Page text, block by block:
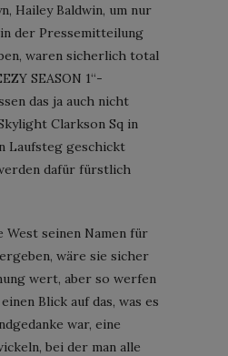
Hailey Baldwin, um nur
der Pressemitteilung
waren sicherlich total
SEASON 1“-
das ja auch nicht
Clarkson Sq in
Laufsteg geschickt
dafür fürstlich
West seinen Namen für
wäre sie sicher
wert, aber so werfen
Blick auf das, was es
war, eine
bei der man alle